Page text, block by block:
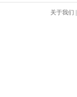
关于我们